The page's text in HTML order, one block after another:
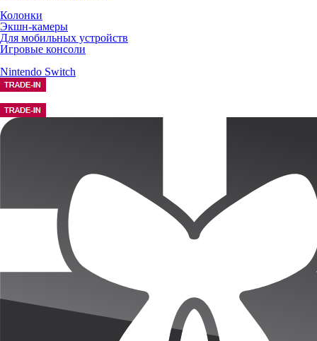
Колонки
Экшн-камеры
Для мобильных устройств
Игровые консоли
Nintendo Switch